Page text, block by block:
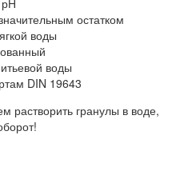
остатком
воды
воды
DIN 19643
растворить гранулы в воде,